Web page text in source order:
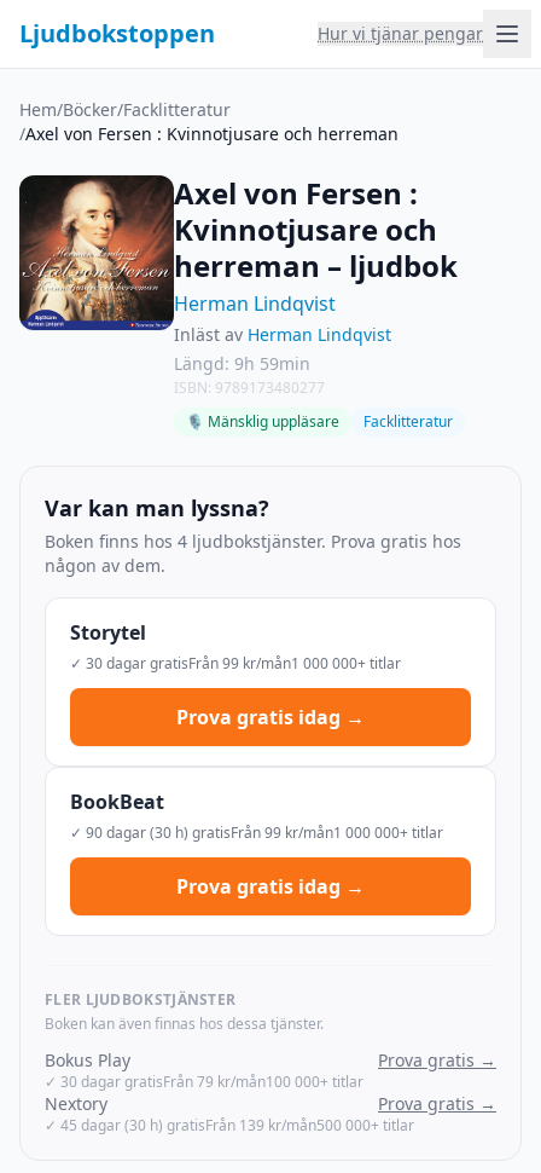
Ljudbokstoppen Hur vi tjänar pengar
Hem/Böcker/Facklitteratur
/Axel von Fersen : Kvinnotjusare och herreman
Axel von Fersen :
Kvinnotjusare och
herreman – ljudbok
Herman Lindqvist
Inläst av Herman Lindqvist
Längd: 9h 59min
ISBN: 9789173480277
🎙 Mänsklig uppläsare
Facklitteratur
Var kan man lyssna?
Boken finns hos 4 ljudbokstjänster. Prova gratis hos
någon av dem.
Storytel
✓ 30 dagar gratisFrån 99 kr/mån1 000 000+ titlar
Prova gratis idag →
BookBeat
✓ 90 dagar (30 h) gratisFrån 99 kr/mån1 000 000+ titlar
Prova gratis idag →
FLER LJUDBOKSTJÄNSTER
Boken kan även finnas hos dessa tjänster.
Bokus Play Prova gratis →
✓ 30 dagar gratisFrån 79 kr/mån100 000+ titlar
Nextory Prova gratis →
✓ 45 dagar (30 h) gratisFrån 139 kr/mån500 000+ titlar